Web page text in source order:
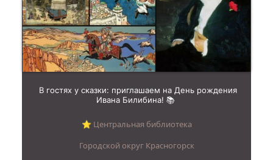
В гостях у сказки: приглашаем на День рождения
Ивана Билибина! 📚
⭐︎ Центральная библиотека
Городской округ Красногорск